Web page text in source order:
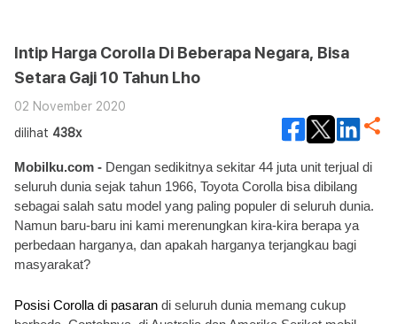
Intip Harga Corolla Di Beberapa Negara, Bisa
Setara Gaji 10 Tahun Lho
02 November 2020
dilihat 438x
Mobilku.com - Dengan sedikitnya sekitar 44 juta unit terjual di
seluruh dunia sejak tahun 1966, Toyota Corolla bisa dibilang
sebagai salah satu model yang paling populer di seluruh dunia.
Namun baru-baru ini kami merenungkan kira-kira berapa ya
perbedaan harganya, dan apakah harganya terjangkau bagi
masyarakat?
Posisi Corolla di pasaran di seluruh dunia memang cukup